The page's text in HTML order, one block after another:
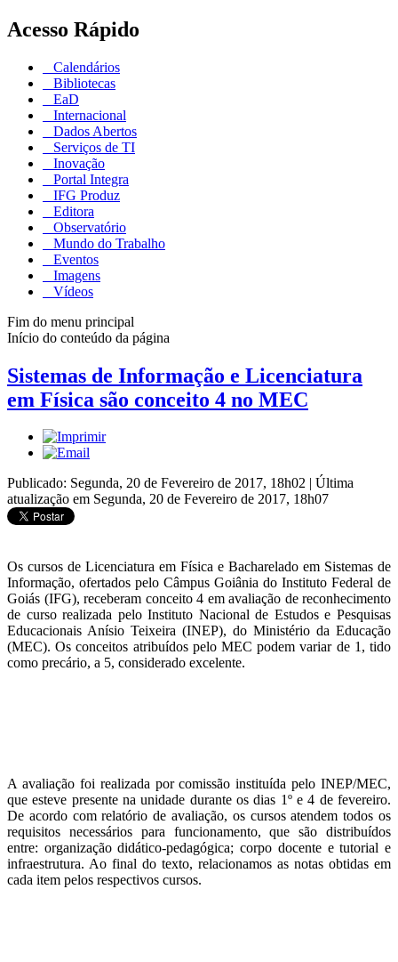
Acesso Rápido
Calendários
Bibliotecas
EaD
Internacional
Dados Abertos
Serviços de TI
Inovação
Portal Integra
IFG Produz
Editora
Observatório
Mundo do Trabalho
Eventos
Imagens
Vídeos
Fim do menu principal
Início do conteúdo da página
Sistemas de Informação e Licenciatura
em Física são conceito 4 no MEC
Publicado: Segunda, 20 de Fevereiro de 2017, 18h02 | Última
atualização em Segunda, 20 de Fevereiro de 2017, 18h07
Os cursos de Licenciatura em Física e Bacharelado em Sistemas de
Informação, ofertados pelo Câmpus Goiânia do Instituto Federal de
Goiás (IFG), receberam conceito 4 em avaliação de reconhecimento
de curso realizada pelo Instituto Nacional de Estudos e Pesquisas
Educacionais Anísio Teixeira (INEP), do Ministério da Educação
(MEC). Os conceitos atribuídos pelo MEC podem variar de 1, tido
como precário, a 5, considerado excelente.
A avaliação foi realizada por comissão instituída pelo INEP/MEC,
que esteve presente na unidade durante os dias 1º e 4 de fevereiro.
De acordo com relatório de avaliação, os cursos atendem todos os
requisitos necessários para funcionamento, que são distribuídos
entre: organização didático-pedagógica; corpo docente e tutorial e
infraestrutura. Ao final do texto, relacionamos as notas obtidas em
cada item pelos respectivos cursos.